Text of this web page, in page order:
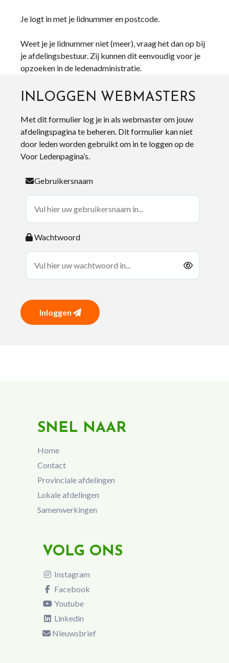
Je logt in met je lidnummer en postcode.
Weet je je lidnummer niet (meer), vraag het dan op bij
je afdelingsbestuur. Zij kunnen dit eenvoudig voor je
opzoeken in de ledenadministratie.
INLOGGEN WEBMASTERS
Met dit formulier log je in als webmaster om jouw
afdelingspagina te beheren. Dit formulier kan niet
door leden worden gebruikt om in te loggen op de
Voor Ledenpagina’s.
Gebruikersnaam
Wachtwoord
Inloggen
SNEL NAAR
Home
Contact
Provinciale afdelingen
Lokale afdelingen
Samenwerkingen
VOLG ONS
Instagram
Facebook
Youtube
Linkedin
Nieuwsbrief